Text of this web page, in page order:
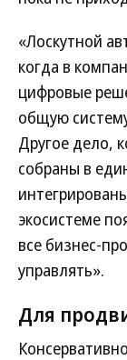
«Лоскутной
когда в
цифровые
общую
Другое дело,
собраны в
экосистеме
все бизнес-
управлять».
Для